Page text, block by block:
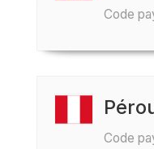
Code
Code